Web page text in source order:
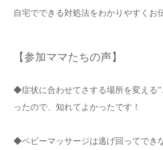
自宅でできる対処法をわかりやすくお
【参加ママたちの声】
◆症状に合わせてさする場所を変える
ったので、知れてよかったです！
◆ベビーマッサージは逃げ回ってでき